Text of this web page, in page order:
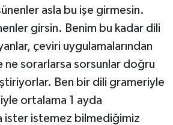
asla bu işe girmesin.
girsin. Benim bu kadar dili
çeviri uygulamalarından
ne sorarlarsa sorsunlar doğru
Ben bir dili grameriyle
ortalama 1 ayda
ister istemez bilmediğimiz